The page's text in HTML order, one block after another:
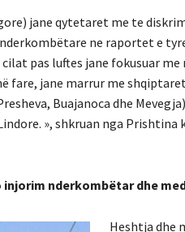
jane qytetaret me te
ne raportet e
pas luftes jane fokusuar
fare, jane marrur me
Buajanoca dhe
», shkruan nga
nderkombëtar dhe
Heshtja dhe